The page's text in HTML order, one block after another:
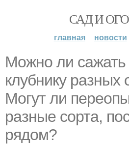
САД И
главная новости
Можно ли
клубнику разных
Могут ли
разные сорта,
рядом?